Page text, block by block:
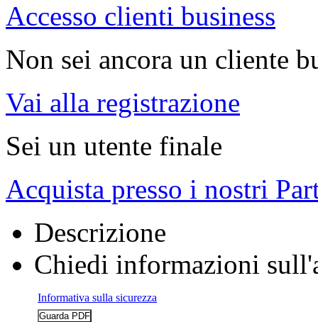
Accesso clienti business
Non sei ancora un cliente
Vai alla registrazione
Sei un utente finale
Acquista presso i nostri
Descrizione
Chiedi informazioni
Informativa sulla sicurezza